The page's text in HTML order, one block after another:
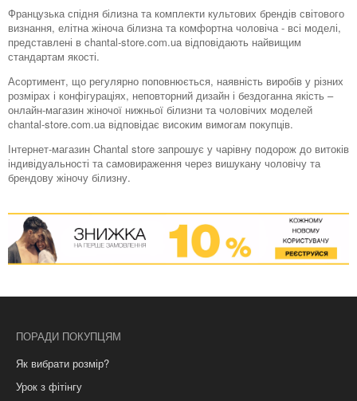
Французька спідня білизна та комплекти культових брендів світового
визнання, елітна жіноча білизна та комфортна чоловіча - всі моделі,
представлені в chantal-store.com.ua відповідають найвищим
стандартам якості.
Асортимент, що регулярно поповнюється, наявність виробів у різних
розмірах і конфігураціях, неповторний дизайн і бездоганна якість –
онлайн-магазин жіночої нижньої білизни та чоловічих моделей
chantal-store.com.ua відповідає високим вимогам покупців.
Інтернет-магазин Chantal store запрошує у чарівну подорож до витоків
індивідуальності та самовираження через вишукану чоловічу та
брендову жіночу білизну.
ПОРАДИ ПОКУПЦЯМ
Як вибрати розмір?
Урок з фітінгу